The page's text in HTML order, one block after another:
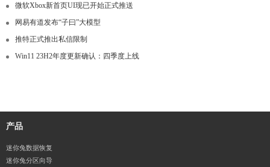
微软Xbox新首页UI现已开始正式推送
网易有道发布“子曰”大模型
推特正式推出私信限制
Win11 23H2年度更新确认：四季度上线
产品
迷你兔数据恢复
迷你兔分区向导